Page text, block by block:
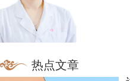
热点文章